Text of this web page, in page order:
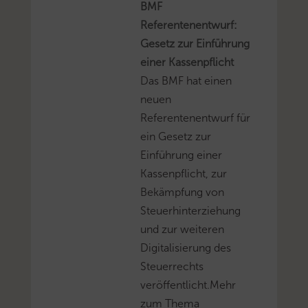
BMF
Referentenentwurf:
Gesetz zur Einführung
einer Kassenpflicht
Das BMF hat einen
neuen
Referentenentwurf für
ein Gesetz zur
Einführung einer
Kassenpflicht, zur
Bekämpfung von
Steuerhinterziehung
und zur weiteren
Digitalisierung des
Steuerrechts
veröffentlicht.Mehr
zum Thema